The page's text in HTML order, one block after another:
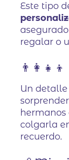
Este tipo
regalar o
Un
hermanos
colgarla
recuerdo.